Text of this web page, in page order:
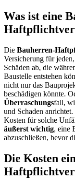
Was ist eine
Die Bauherren-
Versicherung für
Schäden ab, die
Baustelle entstehen
nicht nur das
beschädigen könnte.
Überraschungsfall,
und Schaden
Kosten für solche
äußerst wichtig, eine
abzuschließen, bevor
Die Kosten